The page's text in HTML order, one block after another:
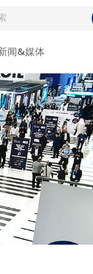
闻&媒体